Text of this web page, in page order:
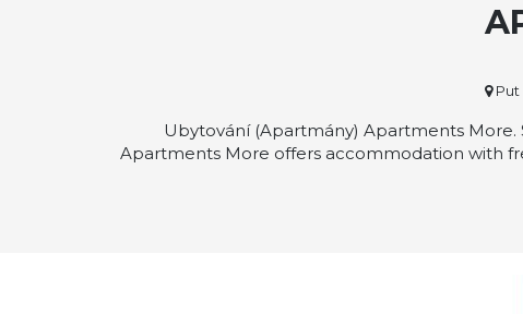
Put
Ubytování (Apartmány) Apartments More.
Apartments More offers accommodation with